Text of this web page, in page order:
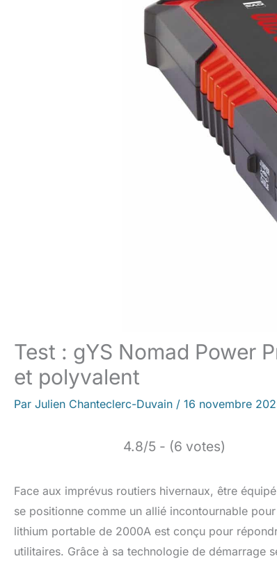
Test : gYS Nomad Power
et polyvalent
Par Julien Chanteclerc-Duvain / 16 novembre
4.8/5 - (6 votes)
Face aux imprévus routiers hivernaux, être
se positionne comme un allié incontournable
lithium portable de 2000A est conçu pour
utilitaires. Grâce à sa technologie de démarrage